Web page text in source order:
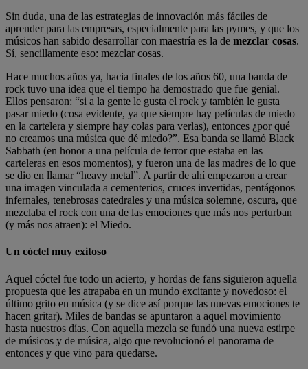
Sin duda, una de las estrategias de innovación más fáciles de
aprender para las empresas, especialmente para las pymes, y que los
músicos han sabido desarrollar con maestría es la de mezclar cosas.
Sí, sencillamente eso: mezclar cosas.
Hace muchos años ya, hacia finales de los años 60, una banda de
rock tuvo una idea que el tiempo ha demostrado que fue genial.
Ellos pensaron: “si a la gente le gusta el rock y también le gusta
pasar miedo (cosa evidente, ya que siempre hay películas de miedo
en la cartelera y siempre hay colas para verlas), entonces ¿por qué
no creamos una música que dé miedo?”. Esa banda se llamó Black
Sabbath (en honor a una película de terror que estaba en las
carteleras en esos momentos), y fueron una de las madres de lo que
se dio en llamar “heavy metal”. A partir de ahí empezaron a crear
una imagen vinculada a cementerios, cruces invertidas, pentágonos
infernales, tenebrosas catedrales y una música solemne, oscura, que
mezclaba el rock con una de las emociones que más nos perturban
(y más nos atraen): el Miedo.
Un cóctel muy exitoso
Aquel cóctel fue todo un acierto, y hordas de fans siguieron aquella
propuesta que les atrapaba en un mundo excitante y novedoso: el
último grito en música (y se dice así porque las nuevas emociones te
hacen gritar). Miles de bandas se apuntaron a aquel movimiento
hasta nuestros días. Con aquella mezcla se fundó una nueva estirpe
de músicos y de música, algo que revolucionó el panorama de
entonces y que vino para quedarse.